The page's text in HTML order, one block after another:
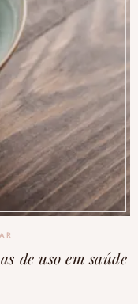
de uso em saúde